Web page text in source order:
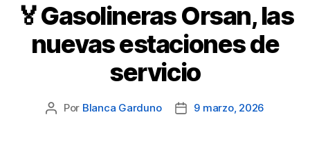
🏅Gasolineras Orsan, las
nuevas estaciones de
servicio
Autor
Por Blanca Garduno
Fecha9 marzo, 2026